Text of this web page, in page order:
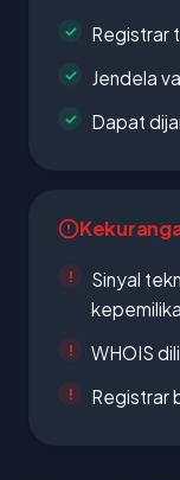
Registrar
Jendela
Dapat
Sinyal
WHOIS
Registrar